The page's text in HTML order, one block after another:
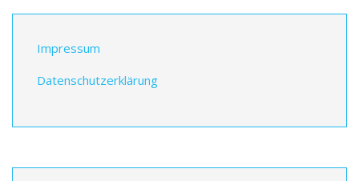
Impressum
Datenschutzerklärung